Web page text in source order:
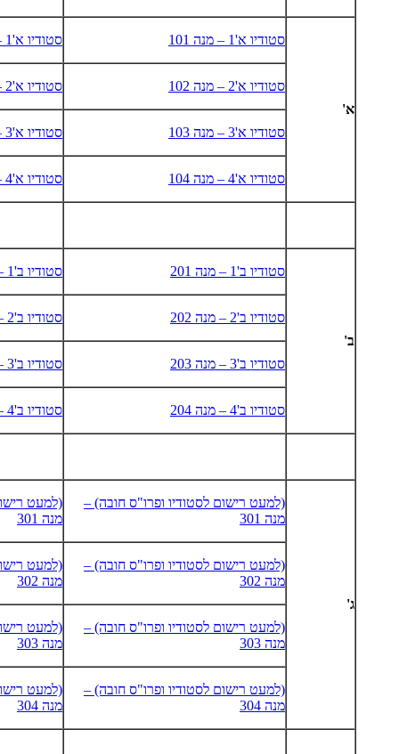
א'
סטודיו א'1 – מנה 101 סטודיו א'1 – מנה 101
סטודיו א'2 – מנה 102 סטודיו א'2 – מנה 102
סטודיו א'3 – מנה 103 סטודיו א'3 – מנה 103
סטודיו א'4 – מנה 104 סטודיו א'4 – מנה 104
ב'
סטודיו ב'1 – מנה 201 סטודיו ב'1 – מנה 201
סטודיו ב'2 – מנה 202 סטודיו ב'2 – מנה 202
סטודיו ב'3 – מנה 203 סטודיו ב'3 – מנה 203
סטודיו ב'4 – מנה 204 סטודיו ב'4 – מנה 204
ג'
(למעט רישום לסטודיו ופרו"ס חובה) –
מנה 301
(למעט
מנה 301
(למעט רישום לסטודיו ופרו"ס חובה) –
מנה 302
(למעט
מנה 302
(למעט רישום לסטודיו ופרו"ס חובה) –
מנה 303
(למעט
מנה 303
(למעט רישום לסטודיו ופרו"ס חובה) –
מנה 304
(למעט
מנה 304